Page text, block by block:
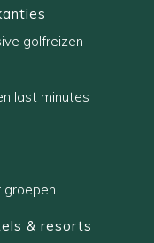
golfreizen
last minutes
groepen
& resorts